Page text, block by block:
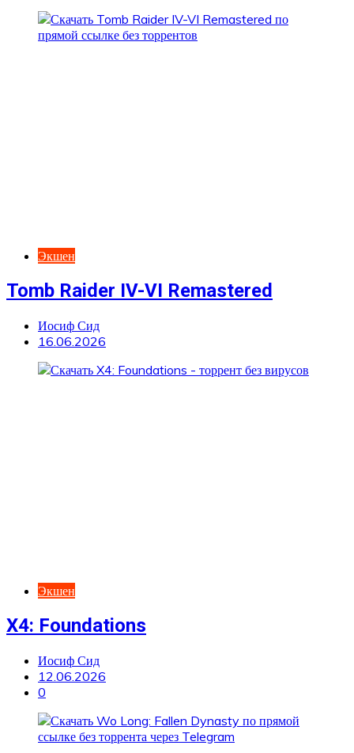
Экшен
Tomb Raider IV-VI Remastered
Иосиф Сид
16.06.2026
Экшен
X4: Foundations
Иосиф Сид
12.06.2026
0